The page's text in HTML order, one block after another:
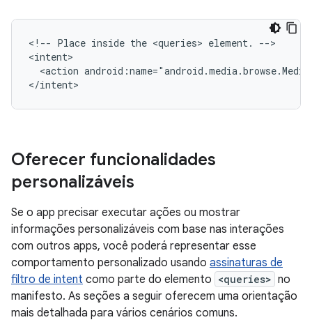
<!-- Place inside the <queries> element.
-->
<action
</intent>
Oferecer funcionalidades
personalizáveis
Se o app precisar executar ações ou mostrar
informações personalizáveis com base nas interações
com outros apps, você poderá representar esse
comportamento personalizado usando assinaturas de
filtro de intent como parte do elemento <queries> no
manifesto. As seções a seguir oferecem uma orientação
mais detalhada para vários cenários comuns.